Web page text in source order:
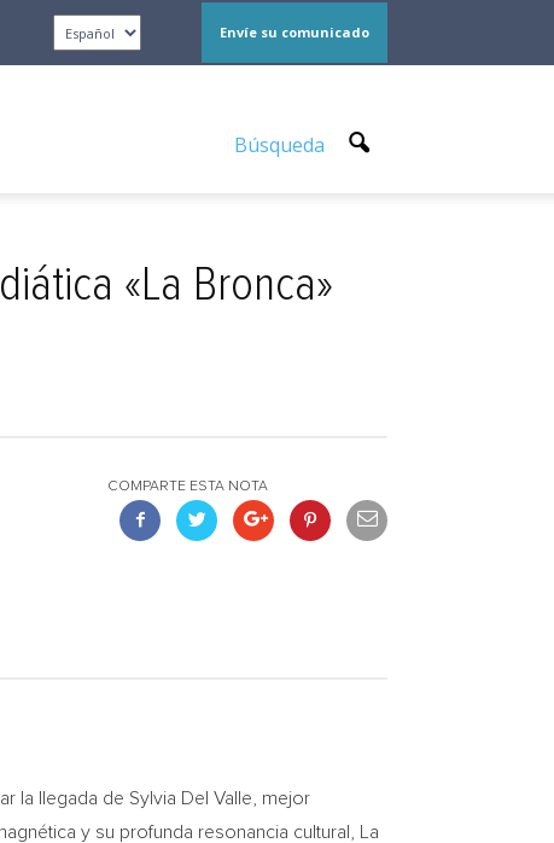
Envíe su comunicado
Búsqueda
«La Bronca»
COMPARTE ESTA NOTA
la llegada de Sylvia Del Valle , mejor
y su profunda resonancia cultural, La